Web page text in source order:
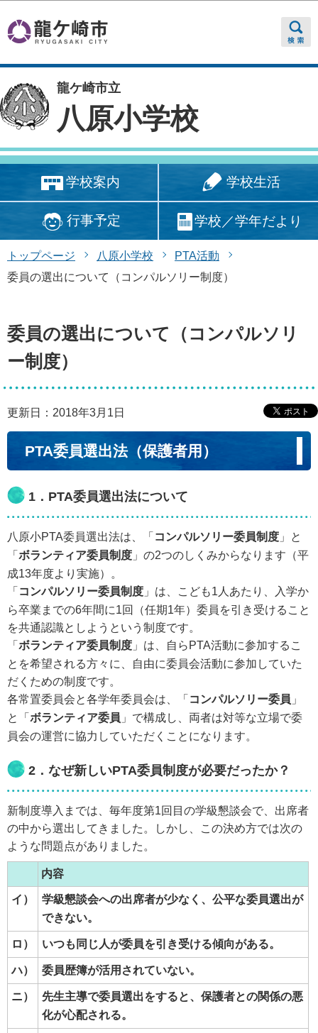
龍ケ崎市立
八原小学校
学校案内 学校生活
行事予定 学校／学年だより
トップページ 八原小学校
PTA活動
委員の選出について（コンパルソリー制度）
委員の選出について（コンパルソリ
ー制度）
更新日：2018年3月1日
PTA委員選出法（保護者用）
1．PTA委員選出法について
八原小PTA委員選出法は、「 コンパルソリー委員制度 」と
「 ボランティア委員制度 」の2つのしくみからなります（平
成13年度より実施）。
「 コンパルソリー委員制度 」は、こども1人あたり、入学か
ら卒業までの6年間に1回（任期1年）委員を引き受けること
を共通認識としようという制度です。
「 ボランティア委員制度 」は、自らPTA活動に参加するこ
とを希望される方々に、自由に委員会活動に参加していた
だくための制度です。
各常置委員会と各学年委員会は、「 コンパルソリー委員 」
と「 ボランティア委員 」で構成し、両者は対等な立場で委
員会の運営に協力していただくことになります。
2．なぜ新しいPTA委員制度が必要だったか？
新制度導入までは、毎年度第1回目の学級懇談会で、出席者
の中から選出してきました。しかし、この決め方では次の
ような問題点がありました。
内容
イ）
学級懇談会への出席者が少なく、公平な委員選出が
できない。
ロ） いつも同じ人が委員を引き受ける傾向がある。
ハ） 委員歴簿が活用されていない。
ニ）
先生主導で委員選出をすると、保護者との関係の悪
化が心配される。